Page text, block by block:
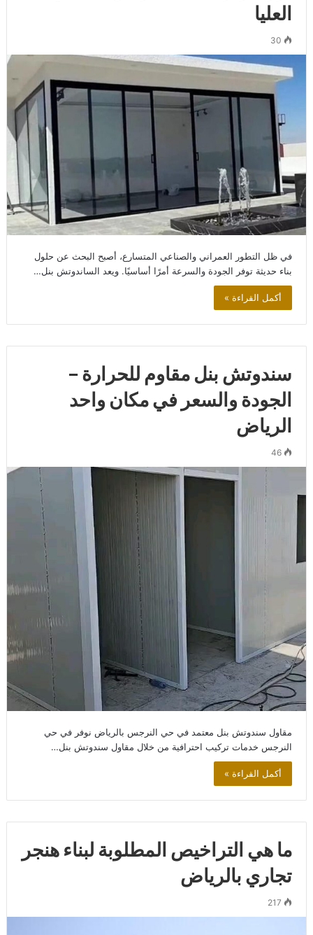
العليا
30
في ظل التطور العمراني والصناعي المتسارع، أصبح البحث عن حلول
بناء حديثة توفر الجودة والسرعة أمرًا أساسيًا. ويعد الساندوتش بنل…
أكمل القراءة »
سندوتش بنل مقاوم للحرارة –
الجودة والسعر في مكان واحد
الرياض
46
مقاول سندوتش بنل معتمد في حي النرجس بالرياض نوفر في حي
النرجس خدمات تركيب احترافية من خلال مقاول سندوتش بنل…
أكمل القراءة »
ما هي التراخيص المطلوبة لبناء هنجر
تجاري بالرياض
217